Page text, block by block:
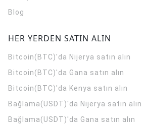
Blog
HER YERDEN SATIN ALIN
Bitcoin(BTC)'da Nijerya satın alın
Bitcoin(BTC)'da Gana satın alın
Bitcoin(BTC)'da Kenya satın alın
Bağlama(USDT)'da Nijerya satın alın
Bağlama(USDT)'da Gana satın alın